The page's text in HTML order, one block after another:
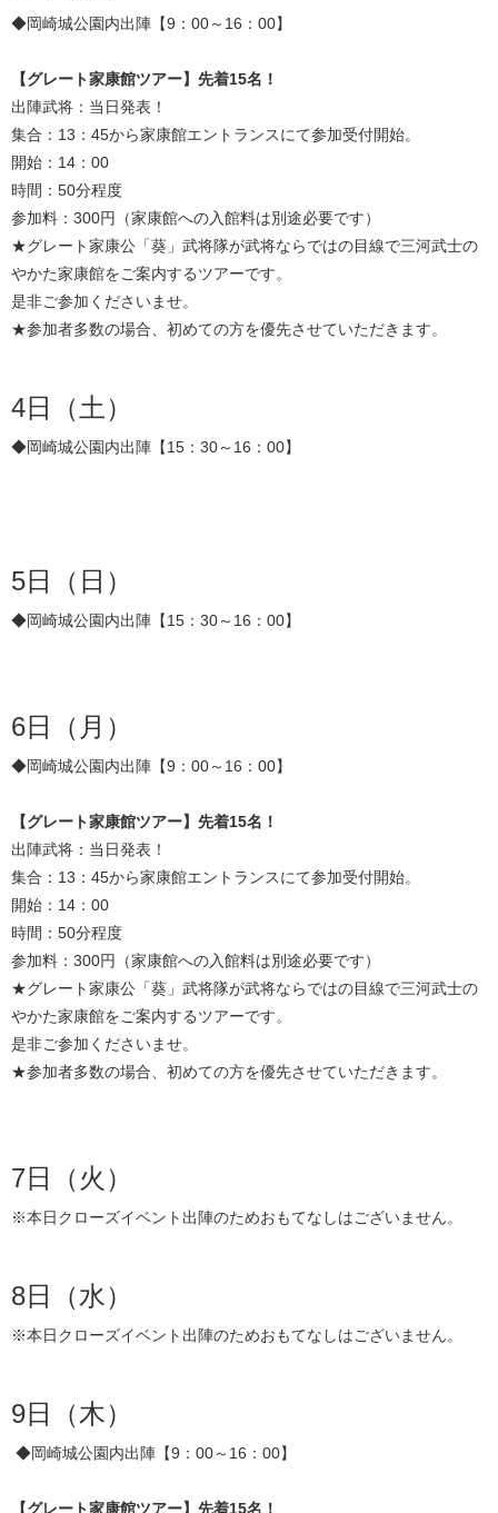
◆岡崎城公園内出陣【9：00～16：00】
【グレート家康館ツアー】先着15名！
出陣武将：当日発表！
集合：13：45から家康館エントランスにて参加受付開始。
開始：14：00
時間：50分程度
参加料：300円（家康館への入館料は別途必要です）
★グレート家康公「葵」武将隊が武将ならではの目線で三河武士の
やかた家康館をご案内するツアーです。
是非ご参加くださいませ。
★参加者多数の場合、初めての方を優先させていただきます。
4日（土）
◆岡崎城公園内出陣【15：30～16：00】
5日（日）
◆岡崎城公園内出陣【15：30～16：00】
6日（月）
◆岡崎城公園内出陣【9：00～16：00】
【グレート家康館ツアー】先着15名！
出陣武将：当日発表！
集合：13：45から家康館エントランスにて参加受付開始。
開始：14：00
時間：50分程度
参加料：300円（家康館への入館料は別途必要です）
★グレート家康公「葵」武将隊が武将ならではの目線で三河武士の
やかた家康館をご案内するツアーです。
是非ご参加くださいませ。
★参加者多数の場合、初めての方を優先させていただきます。
7日（火）
※本日クローズイベント出陣のためおもてなしはございません。
8日（水）
※本日クローズイベント出陣のためおもてなしはございません。
9日（木）
◆岡崎城公園内出陣【9：00～16：00】
【グレート家康館ツアー】先着15名！